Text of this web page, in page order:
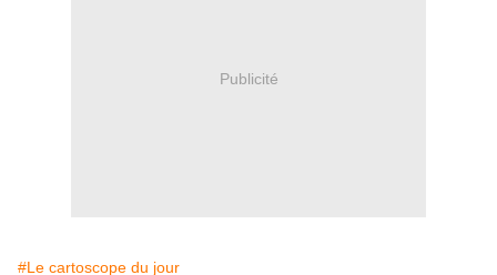
Publicité
#Le cartoscope du jour